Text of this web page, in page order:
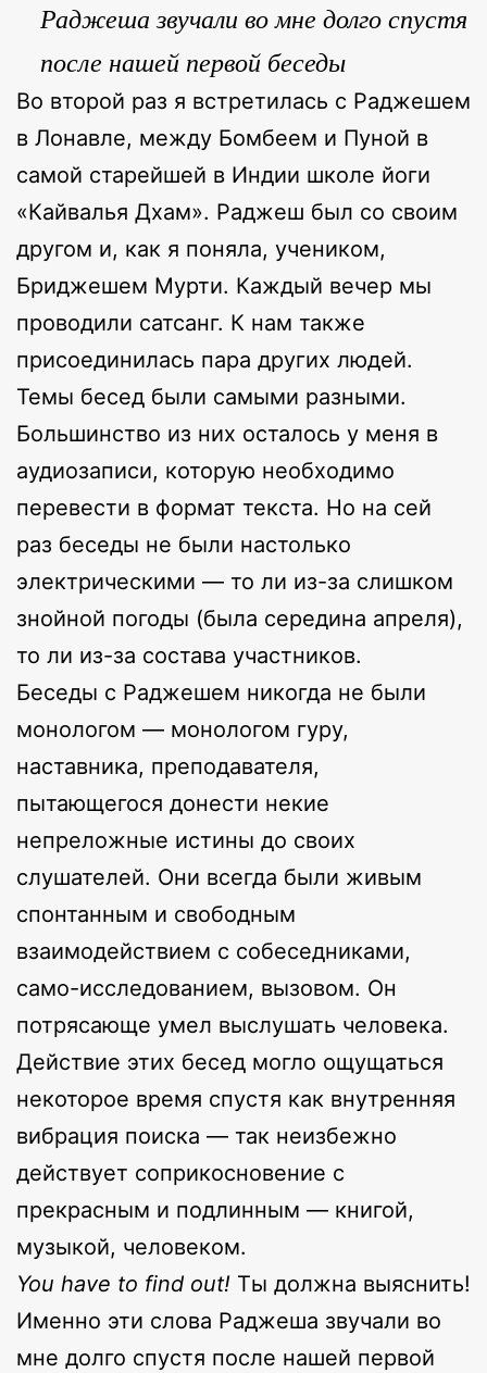
Раджеша звучали во мне долго спустя
после нашей первой беседы
Во второй раз я встретилась с Раджешем
в Лонавле, между Бомбеем и Пуной в
самой старейшей в Индии школе йоги
«Кайвалья Дхам». Раджеш был со своим
другом и, как я поняла, учеником,
Бриджешем Мурти. Каждый вечер мы
проводили сатсанг. К нам также
присоединилась пара других людей.
Темы бесед были самыми разными.
Большинство из них осталось у меня в
аудиозаписи, которую необходимо
перевести в формат текста. Но на сей
раз беседы не были настолько
электрическими — то ли из-за слишком
знойной погоды (была середина апреля),
то ли из-за состава участников.
Беседы с Раджешем никогда не были
монологом — монологом гуру,
наставника, преподавателя,
пытающегося донести некие
непреложные истины до своих
слушателей. Они всегда были живым
спонтанным и свободным
взаимодействием с собеседниками,
само-исследованием, вызовом. Он
потрясающе умел выслушать человека.
Действие этих бесед могло ощущаться
некоторое время спустя как внутренняя
вибрация поиска — так неизбежно
действует соприкосновение с
прекрасным и подлинным — книгой,
музыкой, человеком.
You have to find out! Ты должна выяснить!
Именно эти слова Раджеша звучали во
мне долго спустя после нашей первой